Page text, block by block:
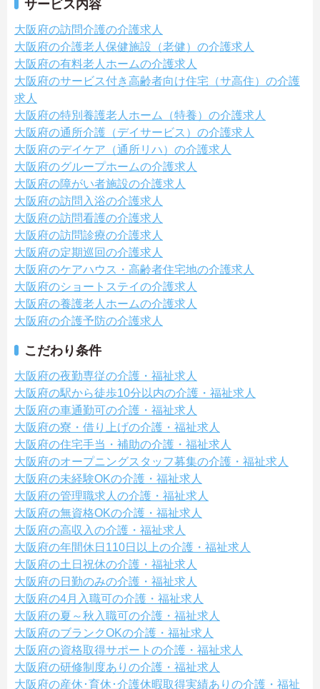
サービス内容
大阪府の訪問介護の介護求人
大阪府の介護老人保健施設（老健）の介護求人
大阪府の有料老人ホームの介護求人
大阪府のサービス付き高齢者向け住宅（サ高住）の介護
求人
大阪府の特別養護老人ホーム（特養）の介護求人
大阪府の通所介護（デイサービス）の介護求人
大阪府のデイケア（通所リハ）の介護求人
大阪府のグループホームの介護求人
大阪府の障がい者施設の介護求人
大阪府の訪問入浴の介護求人
大阪府の訪問看護の介護求人
大阪府の訪問診療の介護求人
大阪府の定期巡回の介護求人
大阪府のケアハウス・高齢者住宅地の介護求人
大阪府のショートステイの介護求人
大阪府の養護老人ホームの介護求人
大阪府の介護予防の介護求人
こだわり条件
大阪府の夜勤専従の介護・福祉求人
大阪府の駅から徒歩10分以内の介護・福祉求人
大阪府の車通勤可の介護・福祉求人
大阪府の寮・借り上げの介護・福祉求人
大阪府の住宅手当・補助の介護・福祉求人
大阪府のオープニングスタッフ募集の介護・福祉求人
大阪府の未経験OKの介護・福祉求人
大阪府の管理職求人の介護・福祉求人
大阪府の無資格OKの介護・福祉求人
大阪府の高収入の介護・福祉求人
大阪府の年間休日110日以上の介護・福祉求人
大阪府の土日祝休の介護・福祉求人
大阪府の日勤のみの介護・福祉求人
大阪府の4月入職可の介護・福祉求人
大阪府の夏～秋入職可の介護・福祉求人
大阪府のブランクOKの介護・福祉求人
大阪府の資格取得サポートの介護・福祉求人
大阪府の研修制度ありの介護・福祉求人
大阪府の産休･育休･介護休暇取得実績ありの介護・福祉